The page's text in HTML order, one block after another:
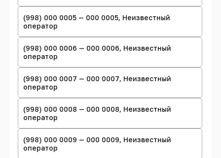
(998) 000 0005 — 000 0005, Неизвестный
оператор
(998) 000 0006 — 000 0006, Неизвестный
оператор
(998) 000 0007 — 000 0007, Неизвестный
оператор
(998) 000 0008 — 000 0008, Неизвестный
оператор
(998) 000 0009 — 000 0009, Неизвестный
оператор